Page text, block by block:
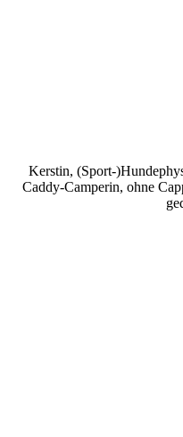
Kerstin, (Sport-
Caddy-Camperin, ohne